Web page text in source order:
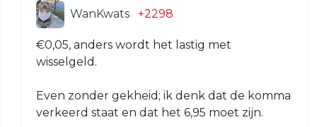
WanKwats +2298
€0,05, anders wordt het lastig met
wisselgeld.
Even zonder gekheid; ik denk dat de komma
verkeerd staat en dat het 6,95 moet zijn.